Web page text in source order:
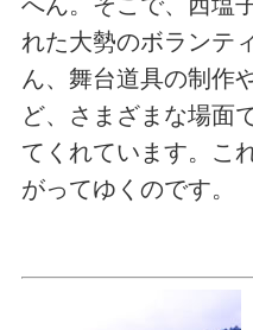
れた大勢のボランテ
ん、舞台道具の制作
ど、さまざまな場面
てくれています。こ
がってゆくのです。